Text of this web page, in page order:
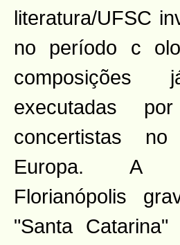
literatura/UFSC
no período c
composições
executadas
concertistas
Europa. A
Florianópolis
"Santa